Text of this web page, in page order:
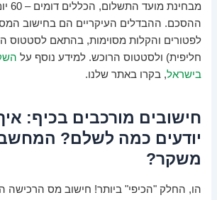
ההסכם. ההבדלים העיקריים הם בחישוב המס
לפטורים והקלות מסוימות, בהתאם לסטטוס
חליפית) ולסטטוס הרוכש. למידע נוסף על
בישראל, בקרו באתר שלנו.
חישובים מורכבים בכיף:
יודעים כמה לשלם?
משקר?
הו, החלק "הכיפי" ביותר! חישוב מס הרכישה